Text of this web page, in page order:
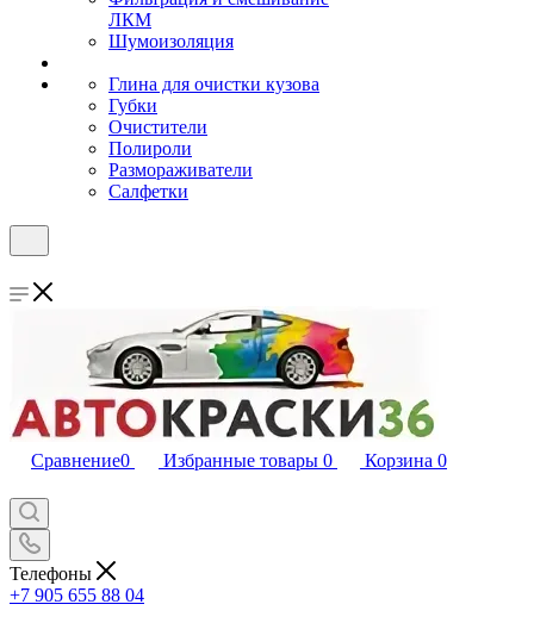
ЛКМ
Шумоизоляция
Глина для очистки кузова
Губки
Очистители
Полироли
Размораживатели
Салфетки
Сравнение0 Избранные товары 0 Корзина 0
Телефоны
+7 905 655 88 04